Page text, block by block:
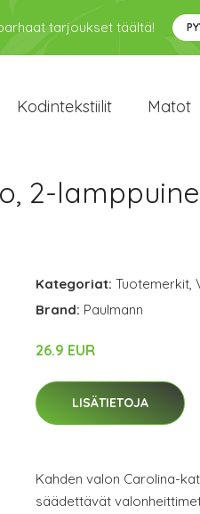
tarjoukset täältä!
Kodintekstiilit Matot
2-
Kategoriat: Tuotemerkit,
Brand: Paulmann
26.9 EUR
LISÄTIETOJA
Kahden valon Carolina-
säädettävät